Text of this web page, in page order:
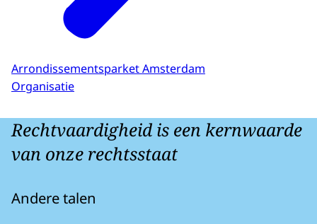
Arrondissementsparket Amsterdam
Organisatie
Rechtvaardigheid is een kernwaarde
van onze rechtsstaat
Andere talen